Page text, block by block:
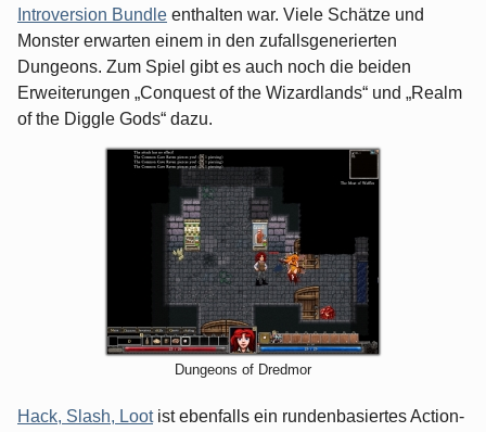
Introversion Bundle enthalten war. Viele Schätze und
Monster erwarten einem in den zufallsgenerierten
Dungeons. Zum Spiel gibt es auch noch die beiden
Erweiterungen „Conquest of the Wizardlands“ und „Realm
of the Diggle Gods“ dazu.
Dungeons of Dredmor
Hack, Slash, Lootist ebenfalls ein rundenbasiertes Action-